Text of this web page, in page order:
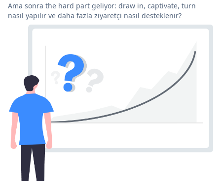
Ama sonra the hard part geliyor: draw in, captivate, turn
nasıl yapılır ve daha fazla ziyaretçi nasıl desteklenir?